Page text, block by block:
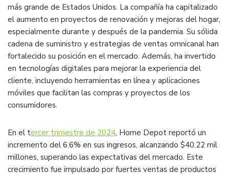
más grande de Estados Unidos. La compañía ha capitalizado
el aumento en proyectos de renovación y mejoras del hogar,
especialmente durante y después de la pandemia. Su sólida
cadena de suministro y estrategias de ventas omnicanal han
fortalecido su posición en el mercado. Además, ha invertido
en tecnologías digitales para mejorar la experiencia del
cliente, incluyendo herramientas en línea y aplicaciones
móviles que facilitan las compras y proyectos de los
consumidores.
En el tercer trimestre de 2024, Home Depot reportó un
incremento del 6.6% en sus ingresos, alcanzando $40.22 mil
millones, superando las expectativas del mercado. Este
crecimiento fue impulsado por fuertes ventas de productos